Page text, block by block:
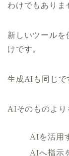
わけでもありま
新しいツールを
けです。
生成AIも同じで
AIそのものより
AIを活用
AIへ指示